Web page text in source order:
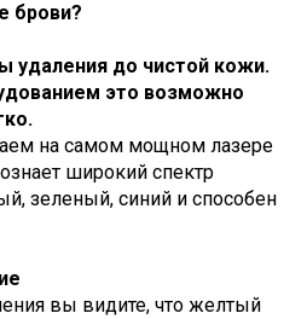
брови?
удаления до чистой кожи.
это возможно
на самом мощном лазере
широкий спектр
зеленый, синий и способен
вы видите, что желтый